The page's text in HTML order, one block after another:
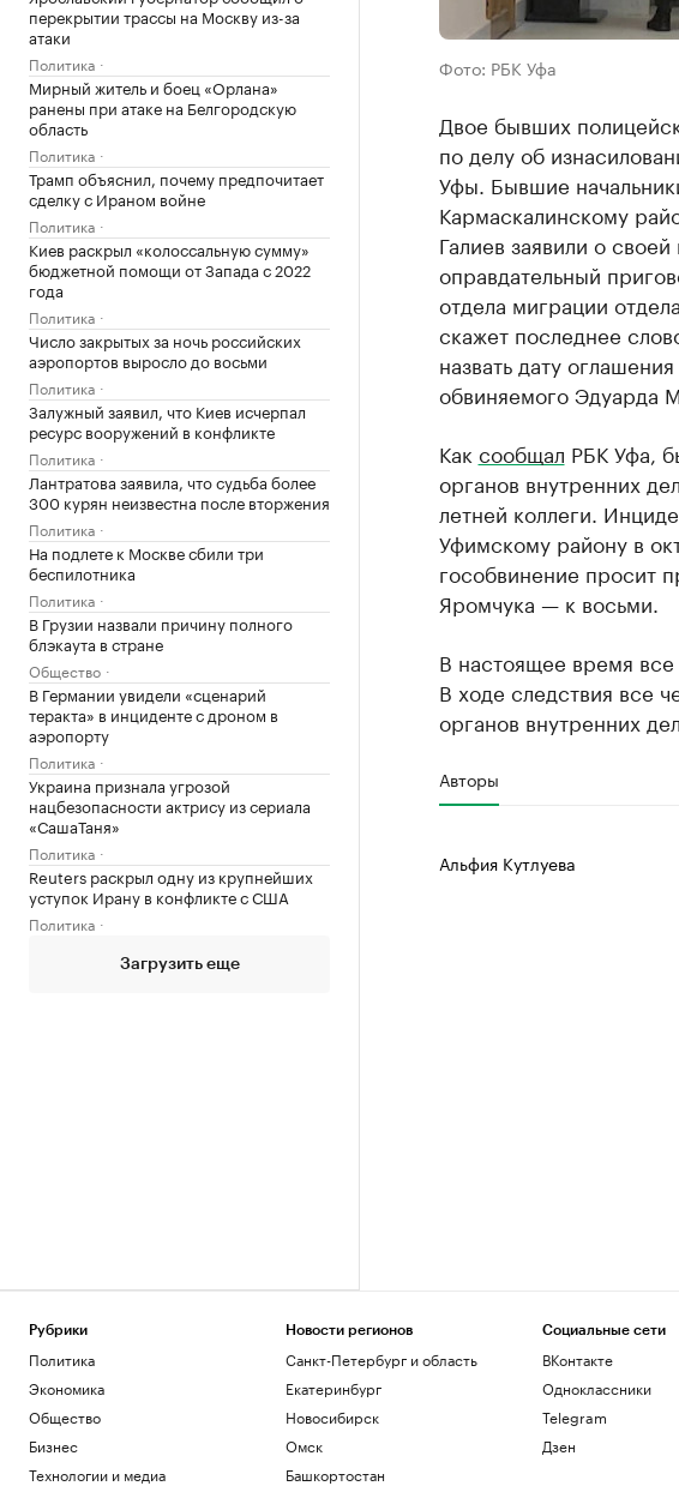
перекрытии трассы на Москву из-за
атаки
Политика
Мирный житель и боец «Орлана»
ранены при атаке на Белгородскую
область
Политика
Трамп объяснил, почему предпочитает
сделку с Ираном войне
Политика
Киев раскрыл «колоссальную сумму»
бюджетной помощи от Запада с 2022
года
Политика
Число закрытых за ночь российских
аэропортов выросло до восьми
Политика
Залужный заявил, что Киев исчерпал
ресурс вооружений в конфликте
Политика
Лантратова заявила, что судьба более
300 курян неизвестна после вторжения
Политика
На подлете к Москве сбили три
беспилотника
Политика
В Грузии назвали причину полного
блэкаута в стране
Общество
В Германии увидели «сценарий
теракта» в инциденте с дроном в
аэропорту
Политика
Украина признала угрозой
нацбезопасности актрису из сериала
«СашаТаня»
Политика
Reuters раскрыл одну из крупнейших
уступок Ирану в конфликте с США
Политика
Загрузить еще
Фото: РБК Уфа
Двое бывших
по делу об
Уфы. Бывшие
Кармаскалинскому
Галиев заявили о
оправдательный
отдела миграции
скажет последнее
назвать дату
обвиняемого Эдуарда
Как сообщал РБК Уфа,
органов внутренних
летней коллеги.
Уфимскому району в
гособвинение просит
Яромчука — к восьми.
В настоящее время
В ходе следствия все
органов внутренних дел.
Авторы
Альфия Кутлуева
Рубрики
Политика
Экономика
Общество
Бизнес
Технологии и медиа
Новости регионов
Санкт-Петербург и область
Екатеринбург
Новосибирск
Омск
Башкортостан
Социальные сети
ВКонтакте
Одноклассники
Telegram
Дзен